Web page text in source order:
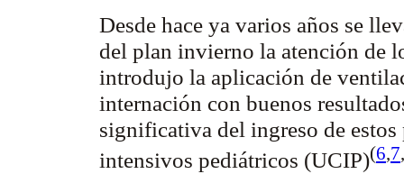
Desde hace ya varios años se
del plan invierno la atención de
introdujo la aplicación de
internación con buenos
significativa del ingreso de
intensivos pediátricos (UCIP)(6,7,